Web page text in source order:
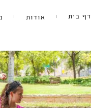
דף בית אודות